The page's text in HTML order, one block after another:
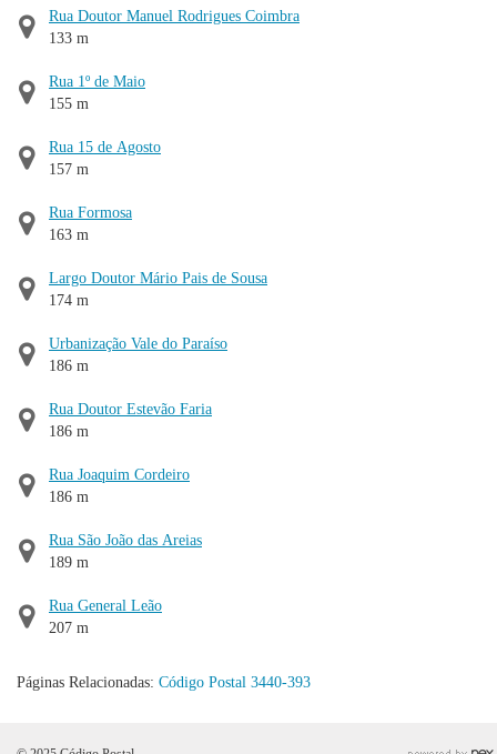
Rua Doutor Manuel Rodrigues Coimbra
133 m
Rua 1º de Maio
155 m
Rua 15 de Agosto
157 m
Rua Formosa
163 m
Largo Doutor Mário Pais de Sousa
174 m
Urbanização Vale do Paraíso
186 m
Rua Doutor Estevão Faria
186 m
Rua Joaquim Cordeiro
186 m
Rua São João das Areias
189 m
Rua General Leão
207 m
Páginas Relacionadas: Código Postal 3440-393